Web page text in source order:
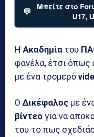
💬
Μπείτε στο
U17,
Η Ακαδημία του
φανέλα, έτσι όπως
με ένα τρομερό
Ο Δικέφαλος με
βίντεο για να
του το πως